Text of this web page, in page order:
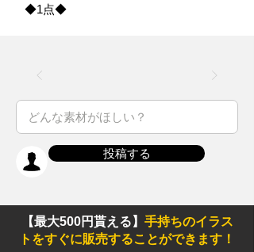
◆1点◆
投稿する
【最大500円貰える】 手持ちのイラス
トをすぐに販売することができます！